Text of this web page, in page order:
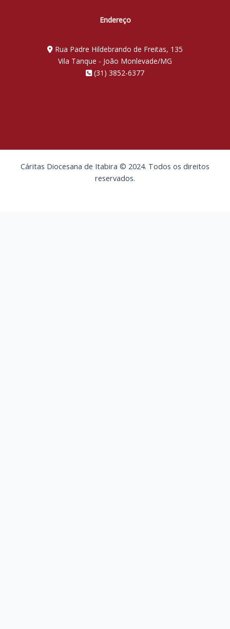
Endereço
Rua Padre Hildebrando de Freitas, 135
Vila Tanque - João Monlevade/MG
(31) 3852-6377
Cáritas Diocesana de Itabira © 2024. Todos os direitos
reservados.